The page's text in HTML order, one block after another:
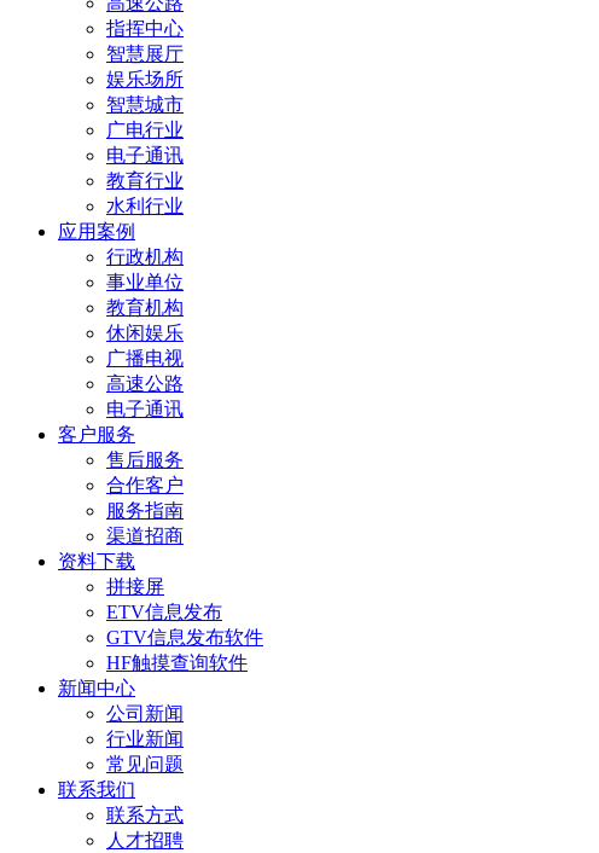
指挥中心
智慧展厅
娱乐场所
智慧城市
广电行业
电子通讯
教育行业
水利行业
应用案例
行政机构
事业单位
教育机构
休闲娱乐
广播电视
高速公路
电子通讯
客户服务
售后服务
合作客户
服务指南
渠道招商
资料下载
拼接屏
ETV信息发布
GTV信息发布软件
HF触摸查询软件
新闻中心
公司新闻
行业新闻
常见问题
联系我们
联系方式
人才招聘